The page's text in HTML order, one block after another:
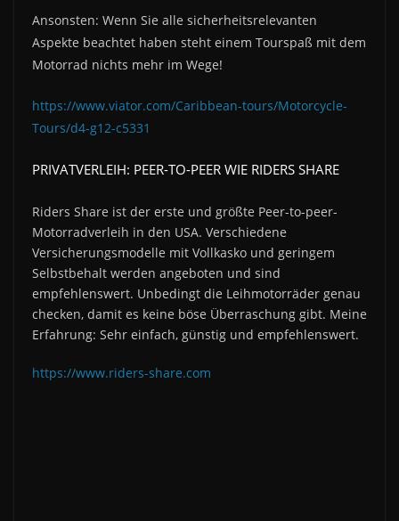
Ansonsten: Wenn Sie alle sicherheitsrelevanten
Aspekte beachtet haben steht einem Tourspaß mit dem
Motorrad nichts mehr im Wege!
https://www.viator.com/Caribbean-tours/Motorcycle-
Tours/d4-g12-c5331
PRIVATVERLEIH: PEER-TO-PEER WIE RIDERS SHARE
Riders Share ist der erste und größte Peer-to-peer-
Motorradverleih in den USA. Verschiedene
Versicherungsmodelle mit Vollkasko und geringem
Selbstbehalt werden angeboten und sind
empfehlenswert. Unbedingt die Leihmotorräder genau
checken, damit es keine böse Überraschung gibt. Meine
Erfahrung: Sehr einfach, günstig und empfehlenswert.
https://www.riders-share.com